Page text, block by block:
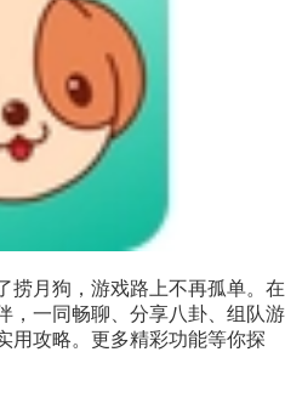
捞月狗，游戏路上不再孤单。在
，一同畅聊、分享八卦、组队游
用攻略。更多精彩功能等你探